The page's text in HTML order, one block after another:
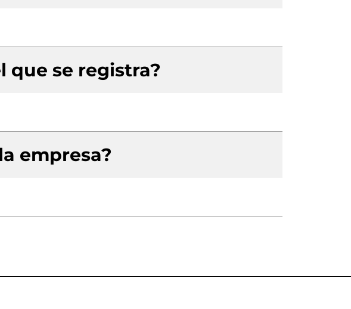
que se registra?
empresa?